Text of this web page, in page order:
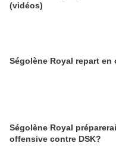
(vidéos)
Ségolène Royal repart en
Ségolène Royal
offensive contre DSK?